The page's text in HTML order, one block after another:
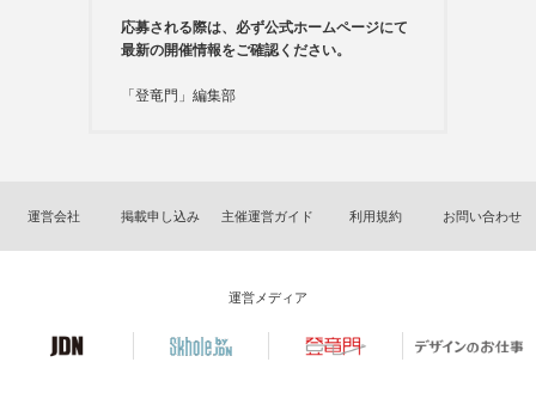
応募される際は、必ず公式ホームページにて
最新の開催情報をご確認ください。
「登竜門」編集部
運営会社 掲載申し込み 主催運営ガイド 利用規約 お問い合わせ
運営メディア